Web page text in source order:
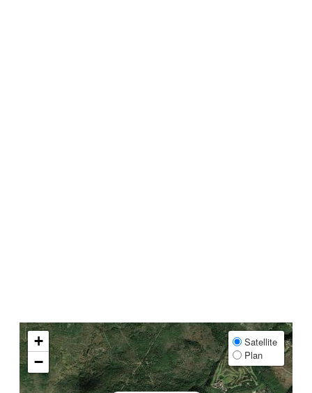
+
−
Satellite
Plan